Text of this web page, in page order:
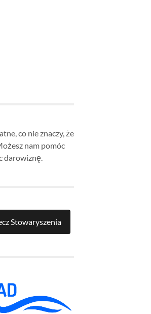
co nie znaczy, że
nam pomóc
darowiznę.
Stowaryszenia